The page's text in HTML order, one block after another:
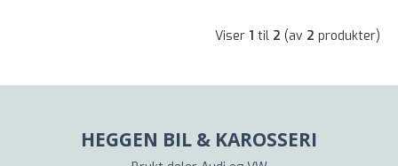
Viser 1 til 2 (av 2 produkter)
HEGGEN BIL & KAROSSERI